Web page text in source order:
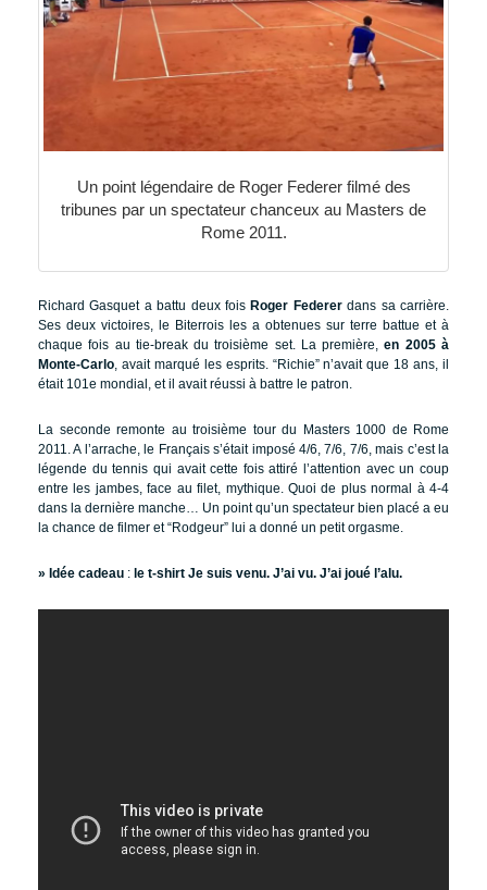
Un point légendaire de Roger Federer filmé des
tribunes par un spectateur chanceux au Masters de
Rome 2011.
Richard Gasquet a battu deux fois Roger Federerdans sa carrière.
Ses deux victoires, le Biterrois les a obtenues sur terre battue et à
chaque fois au tie-break du troisième set. La première,en 2005 à
Monte-Carlo, avait marqué les esprits. “Richie” n’avait que 18 ans, il
était 101e mondial, et il avait réussi à battre le patron.
La seconde remonte au troisième tour du Masters 1000 de Rome
2011. A l’arrache, le Français s’était imposé 4/6, 7/6, 7/6, mais c’est la
légende du tennis qui avait cette fois attiré l’attention avec un coup
entre les jambes, face au filet, mythique. Quoi de plus normal à 4-4
dans la dernière manche… Un point qu’un spectateur bien placé a eu
la chance de filmer et “Rodgeur” lui a donné un petit orgasme.
» Idée cadeau : le t-shirt Je suis venu. J’ai vu. J’ai joué l’alu.